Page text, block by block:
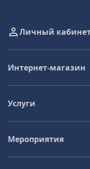
Личный
Интернет-магазин
Услуги
Мероприятия